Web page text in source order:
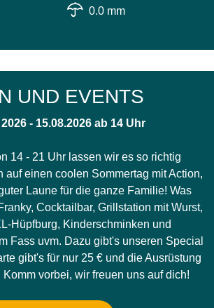
0.0 mm
UND EVENTS
- 15.08.2026 ab 14 Uhr
14 - 21 Uhr lassen wir es so richtig
auf einen coolen Sommertag mit Action,
Laune für die ganze Familie! Was
Cocktailbar, Grillstation mit Wurst,
Hüpfburg, Kinderschminken und
Fass uvm. Dazu gibt's unseren Special
gibt's für nur 25 € und die Ausrüstung
vorbei, wir freuen uns auf dich!